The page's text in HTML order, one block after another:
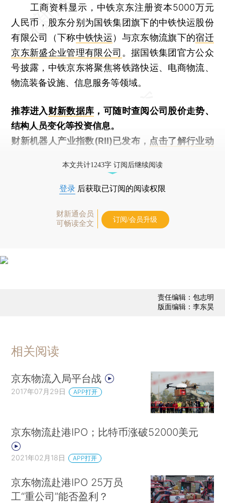
工商资料显示，中铁京东注册资本5000万元
人民币，股东分别为国铁集团旗下的中铁快运股份
有限公司（下称中铁快运）与京东物流旗下的宿迁
京东新盛企业管理有限公司 。据国铁集团官方公众
号披露，中铁京东将聚焦将铁路快运、电商物流、
物流装备设施、信息服务等领域。
推荐进入财新数据库 ，可随时查阅公司股价走势、
结构人员变化等投资信息。
财新机器人产业指数(RII)已发布， 点击了解行业动
本文共计1243字 订阅后继续阅读
登录 后获取已订阅的阅读权限
财新通会员
可畅读全文
订阅/会员升级
责任编辑：包志明
版面编辑：李东昊
相关阅读
京东物流入局平台战
2017年07月29日 APP打开
京东物流赴港IPO；比特币涨破52000美元
2021年02月18日 APP打开
京东物流赴港IPO 25万员
工“重公司”能否盈利？